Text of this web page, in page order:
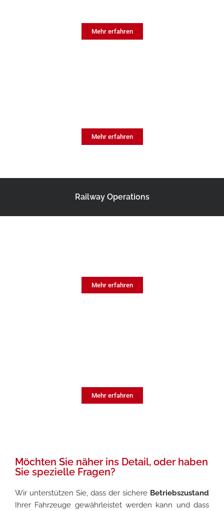
Mehr erfahren
Mehr erfahren
Railway Operations
Mehr erfahren
Mehr erfahren
Möchten Sie näher ins Detail, oder haben
Sie spezielle Fragen?
Wir unterstützen Sie, dass der sichere Betriebszustand
Ihrer Fahrzeuge gewährleistet werden kann und dass